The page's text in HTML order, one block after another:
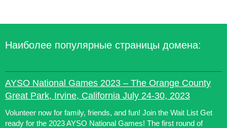
Наиболее популярные страницы домена:
AYSO National Games 2023 – The Orange County
Great Park, Irvine, California July 24-30, 2023
Volunteer now for family, friends, and fun! Join the Wait List Get
ready for the 2023 AYSO National Games! The first round of